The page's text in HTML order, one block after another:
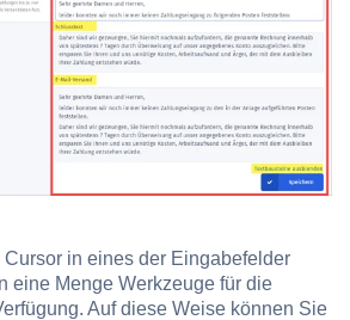
in eines der Eingabefelder
eine Menge Werkzeuge für die
Auf diese Weise können Sie